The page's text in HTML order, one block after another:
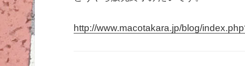
http://www.macotakara.jp/blog/